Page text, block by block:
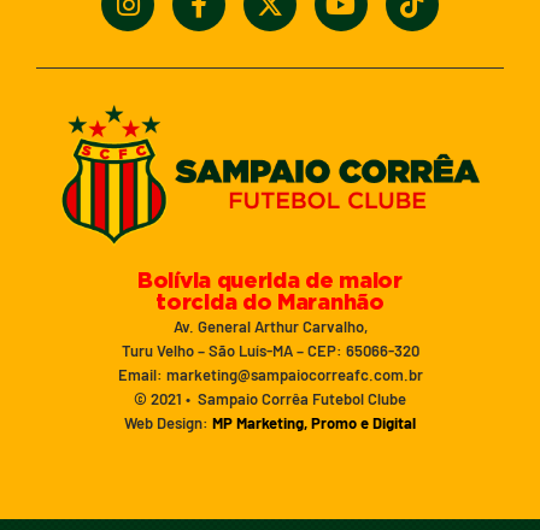
Bolívia querida de maior
torcida do Maranhão
Av. General Arthur Carvalho,
Turu Velho – São Luís-MA – CEP: 65066-320
Email: marketing@sampaiocorreafc.com.br
© 2021 • Sampaio Corrêa Futebol Clube
Web Design: MP Marketing, Promo e Digital